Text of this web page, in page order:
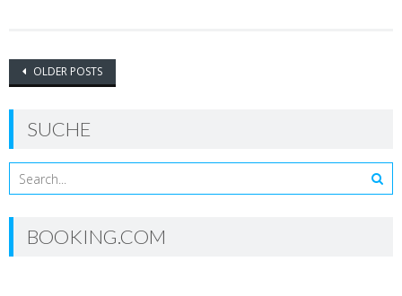
Posts
navigation
OLDER POSTS
SUCHE
BOOKING.COM